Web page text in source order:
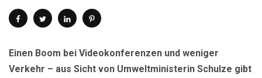
Einen Boom bei Videokonferenzen und weniger
Verkehr – aus Sicht von Umweltministerin Schulze gibt